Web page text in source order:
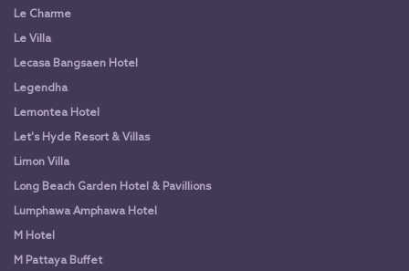
Le Charme
Le Villa
Lecasa Bangsaen Hotel
Legendha
Lemontea Hotel
Let's Hyde Resort & Villas
Limon Villa
Long Beach Garden Hotel & Pavillions
Lumphawa Amphawa Hotel
M Hotel
M Pattaya Buffet